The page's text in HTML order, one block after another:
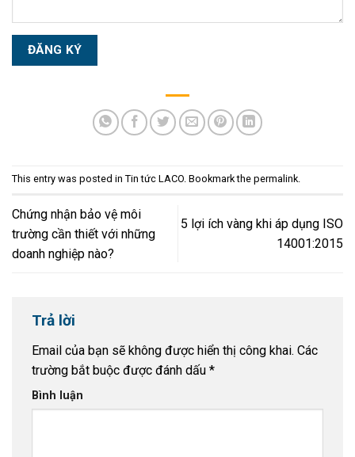
This entry was posted in Tin tức LACO . Bookmark the permalink
Chứng nhận bảo vệ môi
trường cần thiết với những
doanh nghiệp nào?
5 lợi ích vàng khi áp dụng ISO
14001:2015
Trả lời
Email của bạn sẽ không được hiển thị công khai. Các
trường bắt buộc được đánh dấu *
Bình luận